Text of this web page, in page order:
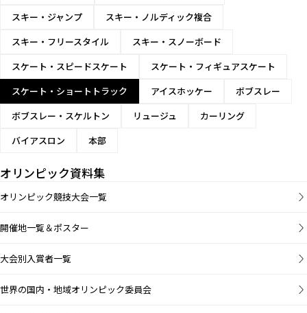
スキー・ジャンプ
スキー・ノルディック複合
スキー・フリースタイル
スキー・スノーボード
スケート・スピードスケート
スケート・フィギュアスケート
スケート・ショートトラック
アイスホッケー
ボブスレー
ボブスレー・スケルトン
リュージュ
カーリング
バイアスロン
本部
オリンピック資料集
オリンピック競技大会一覧
開催地一覧＆ポスター
大会別入賞者一覧
世界の国内・地域オリンピック委員会